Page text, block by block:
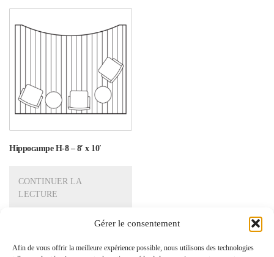
Gérer le consentement
Afin de vous offrir la meilleure expérience possible, nous utilisons des technologies
Hippocampe H-8 – 8′ x 10′
CONTINUER LA
LECTURE